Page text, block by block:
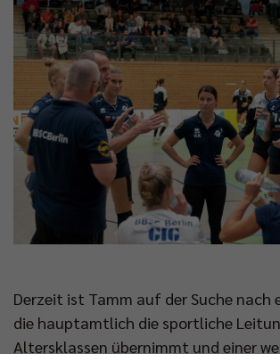
Derzeit ist Tamm auf der Suche nach
die hauptamtlich die sportliche
Altersklassen übernimmt und einer